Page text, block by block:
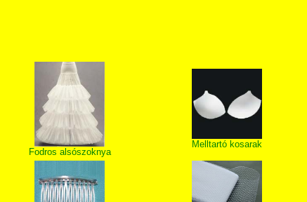
Fodros alsószoknya
Melltartó kosarak